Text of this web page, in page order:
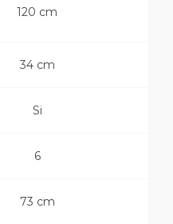
120 cm
34 cm
Si
6
73 cm